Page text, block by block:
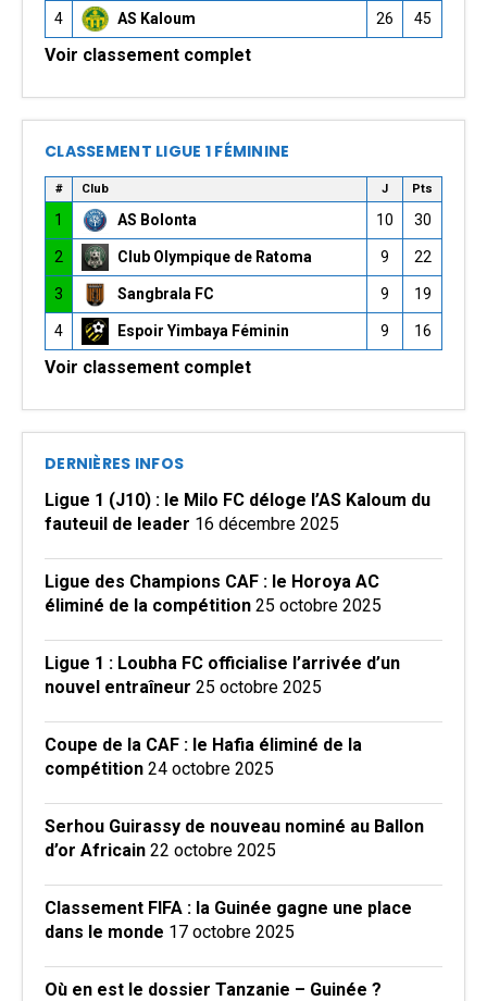
4 AS Kaloum 26 45
Voir classement complet
CLASSEMENT LIGUE 1 FÉMININE
# Club J Pts
1 AS Bolonta 10 30
2 Club Olympique de Ratoma 9 22
3 Sangbrala FC 9 19
4 Espoir Yimbaya Féminin 9 16
Voir classement complet
DERNIÈRES INFOS
Ligue 1 (J10) : le Milo FC déloge l’AS Kaloum du
fauteuil de leader 16 décembre 2025
Ligue des Champions CAF : le Horoya AC
éliminé de la compétition 25 octobre 2025
Ligue 1 : Loubha FC officialise l’arrivée d’un
nouvel entraîneur 25 octobre 2025
Coupe de la CAF : le Hafia éliminé de la
compétition 24 octobre 2025
Serhou Guirassy de nouveau nominé au Ballon
d’or Africain 22 octobre 2025
Classement FIFA : la Guinée gagne une place
dans le monde 17 octobre 2025
Où en est le dossier Tanzanie – Guinée ?